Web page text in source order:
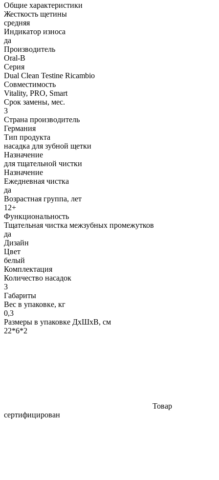
Общие характеристики
Жесткость щетины
средняя
Индикатор износа
да
Производитель
Oral-B
Серия
Dual Clean Testine Ricambio
Совместимость
Vitality, PRO, Smart
Срок замены, мес.
3
Страна производитель
Германия
Тип продукта
насадка для зубной щетки
Назначение
для тщательной чистки
Назначение
Ежедневная чистка
да
Возрастная группа, лет
12+
Функциональность
Тщательная чистка межзубных промежутков
да
Дизайн
Цвет
белый
Комплектация
Количество насадок
3
Габариты
Вес в упаковке, кг
0,3
Размеры в упаковке ДxШxВ, см
22*6*2
Товар
сертифицирован